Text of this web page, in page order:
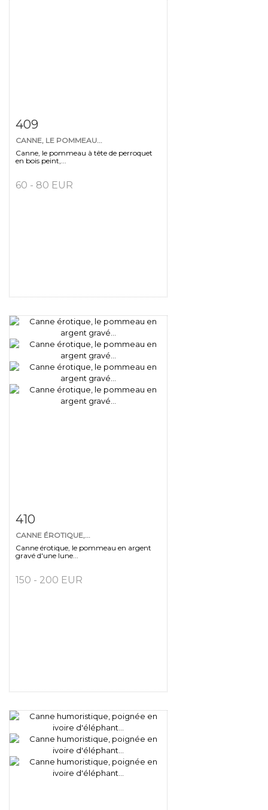
Fiche détaillée
409
CANNE, LE POMMEAU...
Canne, le pommeau à tête de perroquet
en bois peint,...
60 - 80 EUR
Fiche détaillée
410
CANNE ÉROTIQUE,...
Canne érotique, le pommeau en argent
gravé d'une lune...
150 - 200 EUR